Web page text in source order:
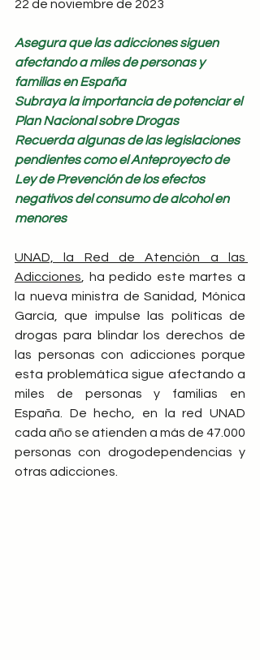
22 de noviembre de 2023
Asegura que las adicciones siguen
afectando a miles de personas y
familias en España
Subraya la importancia de potenciar el
Plan Nacional sobre Drogas
Recuerda algunas de las legislaciones
pendientes como el Anteproyecto de
Ley de Prevención de los efectos
negativos del consumo de alcohol en
menores
UNAD, la Red de Atención a las
Adicciones , ha pedido este martes a
la nueva ministra de Sanidad, Mónica
García, que impulse las políticas de
drogas para blindar los derechos de
las personas con adicciones porque
esta problemática sigue afectando a
miles de personas y familias en
España. De hecho, en la red UNAD
cada año se atienden a más de 47.000
personas con drogodependencias y
otras adicciones.